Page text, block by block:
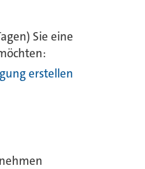
Sie eine
erstellen